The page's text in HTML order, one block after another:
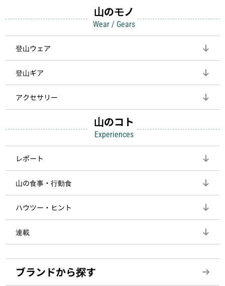
山のモノ
Wear / Gears
登山ウェア
登山ギア
アクセサリー
山のコト
Experiences
レポート
山の食事・行動食
ハウツー・ヒント
連載
ブランドから探す